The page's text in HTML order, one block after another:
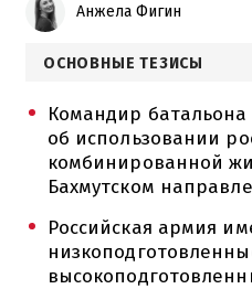
Анжела Фигин
ОСНОВНЫЕ ТЕЗИСЫ
Командир батальона
об использовании
комбинированной
Бахмутском
Российская армия